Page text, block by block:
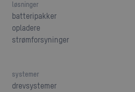
løsninger
batteripakker
opladere
strømforsyninger
systemer
drevsystemer